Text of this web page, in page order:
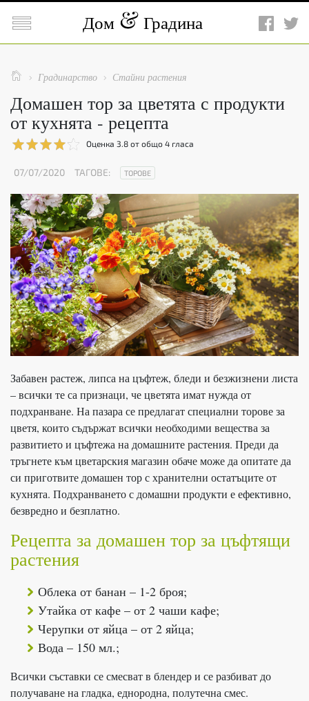
 Дом Градина
  Градинарство  Стайни растения
Домашен тор за цветята с продукти
от кухнята - рецепта
Оценка 3.8 от общо 4 гласа
07/07/2020 ТАГОВЕ: ТОРОВЕ
Забавен растеж, липса на цъфтеж, бледи и безжизнени листа
– всички те са признаци, че цветята имат нужда от
подхранване. На пазара се предлагат специални торове за
цветя, които съдържат всички необходими вещества за
развитието и цъфтежа на домашните растения. Преди да
тръгнете към цветарския магазин обаче може да опитате да
си приготвите домашен тор с хранителни остатъците от
кухнята. Подхранването с домашни продукти е ефективно,
безвредно и безплатно.
Рецепта за домашен тор за цъфтящи
растения
Облека от банан – 1-2 броя;
Утайка от кафе – от 2 чаши кафе;
Черупки от яйца – от 2 яйца;
Вода – 150 мл.;
Всички съставки се смесват в блендер и се разбиват до
получаване на гладка, еднородна, полутечна смес.